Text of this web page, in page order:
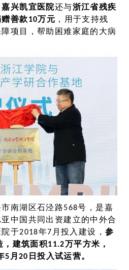
嘉兴凯宜医院还与浙江省残疾
赠善款10万元 ，用于支持残
项目，帮助困难家庭的大病
南湖区石泾路568号，是嘉
中国共同出资建立的中外合
于2018年7月投入建设， 参
建筑面积11.2万平方米，
月20日投入试运营。